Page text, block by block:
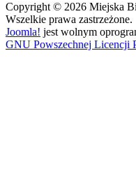
Copyright © 2026 Miejska
Wszelkie prawa zastrzeżone.
Joomla! jest wolnym
GNU Powszechnej Licencji